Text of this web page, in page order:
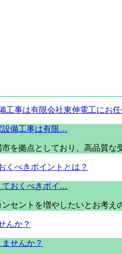
設備工事は有限…
を拠点としており、高品質
ておくべきポイ…
セントを増やしたいとお考
せんか？